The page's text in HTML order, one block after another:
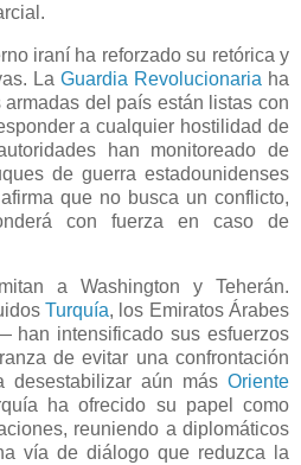
iraní ha reforzado su retórica y
La Guardia Revolucionaria ha
del país están listas con
a cualquier hostilidad de
han monitoreado de
de guerra estadounidenses
que no busca un conflicto,
con fuerza en caso de
a Washington y Teherán.
Turquía, los Emiratos Árabes
han intensificado sus esfuerzos
de evitar una confrontación
desestabilizar aún más Oriente
ha ofrecido su papel como
reuniendo a diplomáticos
vía de diálogo que reduzca la